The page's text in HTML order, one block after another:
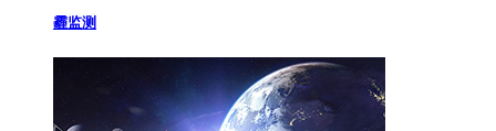
霾监测